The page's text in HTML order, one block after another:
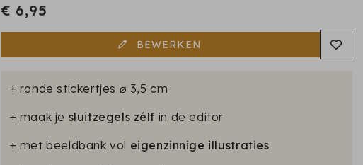
€ 6,95
BEWERKEN
+ ronde stickertjes ⌀ 3,5 cm
+ maak je sluitzegels zélf in de editor
+ met beeldbank vol eigenzinnige illustraties